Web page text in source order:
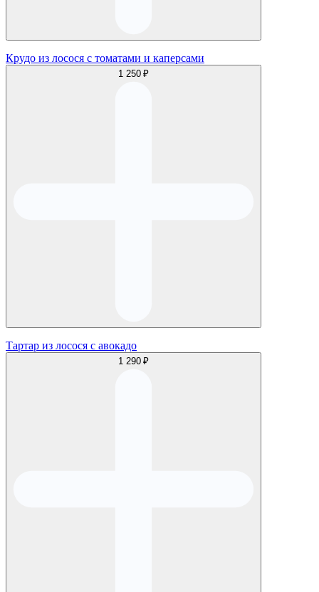
Крудо из лосося с томатами и каперсами
1 250 ₽
Тартар из лосося с авокадо
1 290 ₽